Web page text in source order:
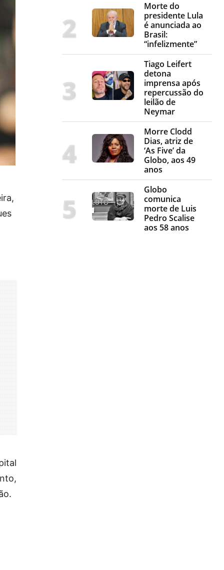
Morte do
presidente Lula
é anunciada ao
Brasil:
“infelizmente”
Tiago Leifert
detona
imprensa após
repercussão do
leilão de
Neymar
Morre Clodd
Dias, atriz de
‘As Five’ da
Globo, aos 49
anos
Globo
comunica
morte de Luis
Pedro Scalise
aos 58 anos